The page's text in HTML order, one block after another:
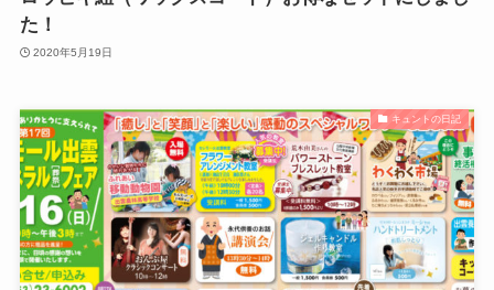
た！
2020年5月19日
キュントの日記